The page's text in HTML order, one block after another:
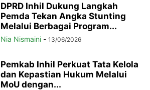
DPRD Inhil Dukung Langkah
Pemda Tekan Angka Stunting
Melalui Berbagai Program...
Nia Nismaini - 13/06/2026
Pemkab Inhil Perkuat Tata Kelola
dan Kepastian Hukum Melalui
MoU dengan...